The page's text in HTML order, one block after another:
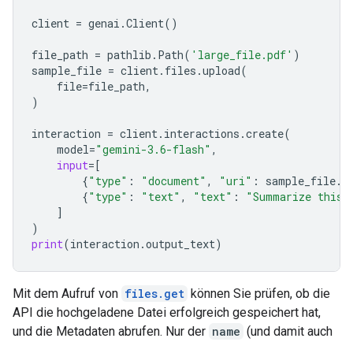
client = genai .Client()
file_path = pathlib . Path( 'large_file.pdf' )
sample_file = client. files .upload(
file=file_path,
)
interaction = client. interactions .create(
model="gemini-3.6-flash" ,
input=[
{"type" : "document" , "uri" : sample_file.
{"type" : "text" , "text" :
"Summarize this
]
)
print(interaction .output_text)
Mit dem Aufruf von files.get können Sie prüfen, ob die
API die hochgeladene Datei erfolgreich gespeichert hat,
und die Metadaten abrufen. Nur der name (und damit auch